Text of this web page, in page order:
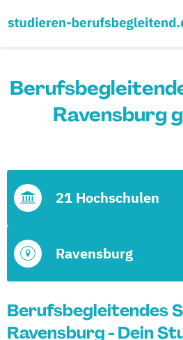
Ravensburg
Ravensburg
21 Hochschulen
Berufsbegleitendes
Ravensburg - Dein